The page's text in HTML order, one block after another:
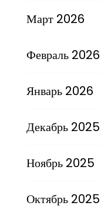
Март 2026
Февраль 2026
Январь 2026
Декабрь 2025
Ноябрь 2025
Октябрь 2025